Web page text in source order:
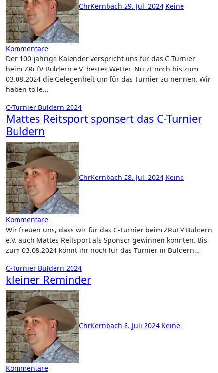
ChrKernbach 29. Juli 2024 Keine
Kommentare
Der 100-jährige Kalender verspricht uns für das C-Turnier
beim ZRufV Buldern e.V. bestes Wetter. Nutzt noch bis zum
03.08.2024 die Gelegenheit um für das Turnier zu nennen. Wir
haben tolle…
C-Turnier Buldern 2024
Mattes Reitsport sponsert das C-Turnier
Buldern
ChrKernbach 28. Juli 2024 Keine
Kommentare
Wir freuen uns, dass wir für das C-Turnier beim ZRuFV Buldern
e.V. auch Mattes Reitsport als Sponsor gewinnen konnten. Bis
zum 03.08.2024 könnt ihr noch für das Turnier in Buldern…
C-Turnier Buldern 2024
kleiner Reminder
ChrKernbach 8. Juli 2024 Keine
Kommentare